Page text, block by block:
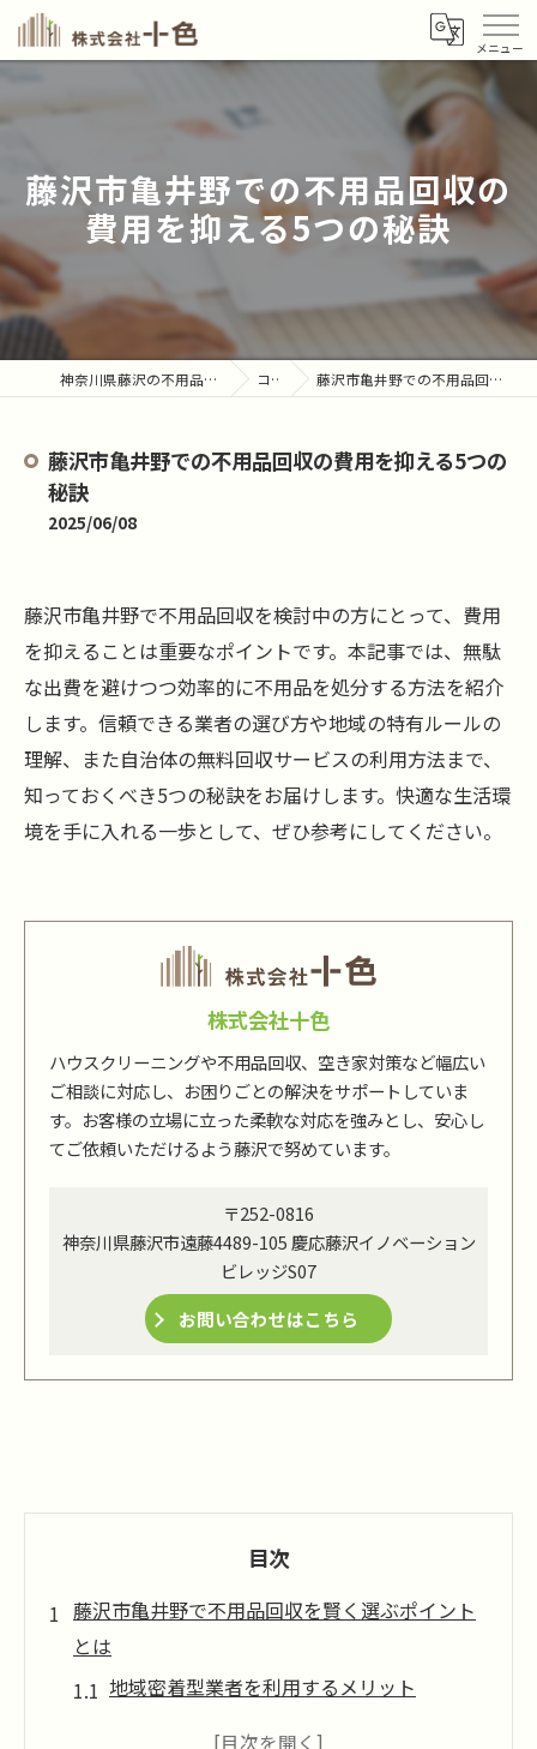
藤沢市亀井野での不用品回収の
費用を抑える5つの秘訣
神奈川県藤沢の不用品回収なら株式会社十色 コラム 藤沢市亀井野での不用品回収の費用を抑える5つの秘訣
藤沢市亀井野での不用品回収の費用を抑える5つの
秘訣
2025/06/08
藤沢市亀井野で不用品回収を検討中の方にとって、費用
を抑えることは重要なポイントです。本記事では、無駄
な出費を避けつつ効率的に不用品を処分する方法を紹介
します。信頼できる業者の選び方や地域の特有ルールの
理解、また自治体の無料回収サービスの利用方法まで、
知っておくべき5つの秘訣をお届けします。快適な生活環
境を手に入れる一歩として、ぜひ参考にしてください。
株式会社十色
ハウスクリーニングや不用品回収、空き家対策など幅広い
ご相談に対応し、お困りごとの解決をサポートしていま
す。お客様の立場に立った柔軟な対応を強みとし、安心し
てご依頼いただけるよう藤沢で努めています。
〒252-0816
神奈川県藤沢市遠藤4489-105 慶応藤沢イノベーション
ビレッジS07
お問い合わせはこちら
目次
藤沢市亀井野で不用品回収を賢く選ぶポイント
とは
地域密着型業者を利用するメリット
口コミと評判から業者を選ぶ方法